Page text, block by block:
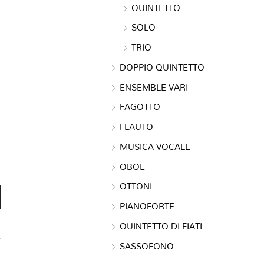
QUINTETTO
SOLO
TRIO
DOPPIO QUINTETTO
ENSEMBLE VARI
FAGOTTO
FLAUTO
MUSICA VOCALE
OBOE
OTTONI
PIANOFORTE
QUINTETTO DI FIATI
SASSOFONO